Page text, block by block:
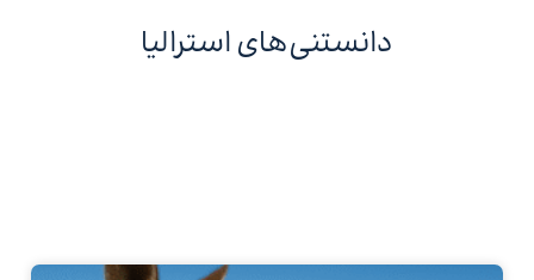
دانستنی‌های استرالیا